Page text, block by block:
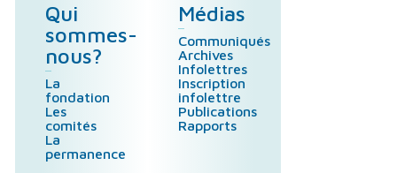
Qui
sommes-
nous?
La
fondation
Les
comités
La
permanence
Médias
Communiqués
Archives
Infolettres
Inscription
infolettre
Publications
Rapports